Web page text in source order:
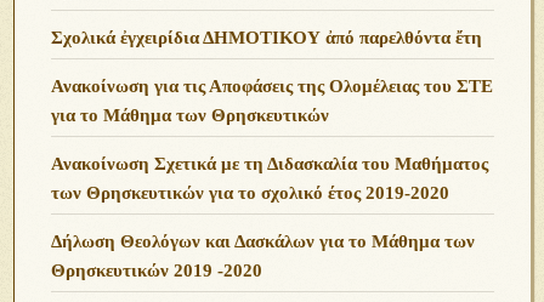
Σχολικά ἐγχειρίδια ΔΗΜΟΤΙΚΟΥ ἀπό παρελθόντα ἔτη
Ανακοίνωση για τις Αποφάσεις της Ολομέλειας του ΣΤΕ
για το Μάθημα των Θρησκευτικών
Ανακοίνωση Σχετικά με τη Διδασκαλία του Μαθήματος
των Θρησκευτικών για το σχολικό έτος 2019-2020
Δήλωση Θεολόγων και Δασκάλων για το Μάθημα των
Θρησκευτικών 2019 -2020